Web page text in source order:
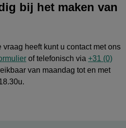
bij het maken van
heeft kunt u contact met ons
of telefonisch via +31 (0)
van maandag tot en met